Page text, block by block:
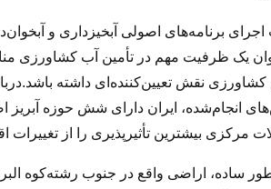
برنامه‌های اصولی آبخیزداری و
یک ظرفیت مهم در تأمین آب کشاورزی
کشاورزی نقش تعیین‌کننده‌ای داشته
انجام‌شده، ایران دارای شش حوزه
مرکزی بیشترین تأثیرپذیری را از تغییرات
ساده، اراضی واقع در جنوب رشته‌کوه